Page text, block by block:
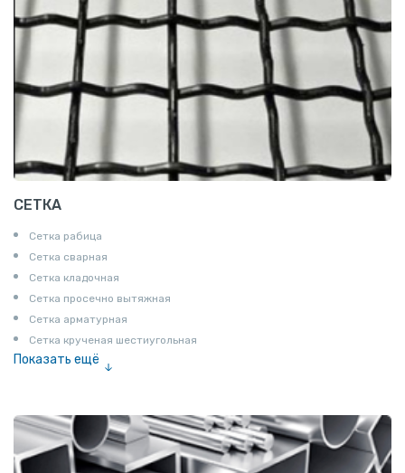
СЕТКА
Сетка рабица
Сетка сварная
Сетка кладочная
Сетка просечно вытяжная
Сетка арматурная
Сетка крученая шестиугольная
Показать ещё